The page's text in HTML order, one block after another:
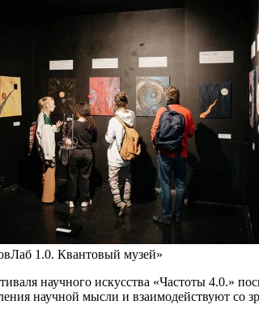
1.0. Квантовый музей»
научного искусства «Частоты 4.0.»
научной мысли и взаимодействуют со